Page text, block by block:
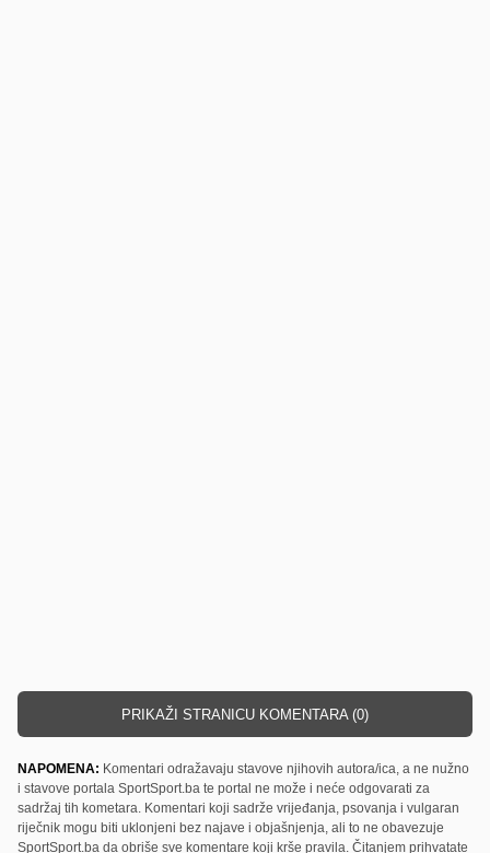
PRIKAŽI STRANICU KOMENTARA (0)
NAPOMENA: Komentari odražavaju stavove njihovih autora/ica, a ne nužno
i stavove portala SportSport.ba te portal ne može i neće odgovarati za
sadržaj tih kometara. Komentari koji sadrže vrijeđanja, psovanja i vulgaran
riječnik mogu biti uklonjeni bez najave i objašnjenja, ali to ne obavezuje
SportSport.ba da obriše sve komentare koji krše pravila. Čitanjem prihvatate